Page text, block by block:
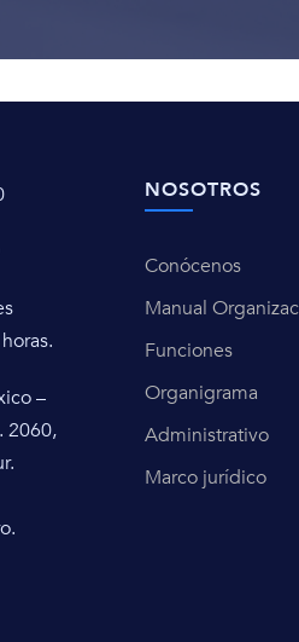
–
2060,
NOSOTROS
Conócenos
Manual
Funciones
Organigrama
Administrativo
Marco jurídico